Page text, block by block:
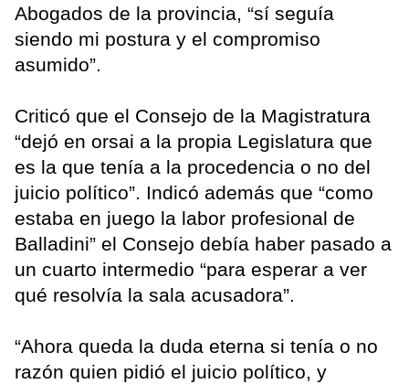
Abogados de la provincia, “sí seguía
siendo mi postura y el compromiso
asumido”.
Criticó que el Consejo de la Magistratura
“dejó en orsai a la propia Legislatura que
es la que tenía a la procedencia o no del
juicio político”. Indicó además que “como
estaba en juego la labor profesional de
Balladini” el Consejo debía haber pasado a
un cuarto intermedio “para esperar a ver
qué resolvía la sala acusadora”.
“Ahora queda la duda eterna si tenía o no
razón quien pidió el juicio político, y